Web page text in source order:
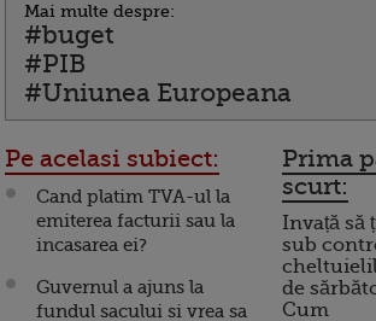
Mai multe despre:
#buget
#PIB
#Uniunea Europeana
Pe acelasi subiect:
Cand platim TVA-ul la
emiterea facturii sau la
incasarea ei?
Guvernul a ajuns la
fundul sacului si vrea sa
Prima
scurt:
Invață să
sub
de
Cum